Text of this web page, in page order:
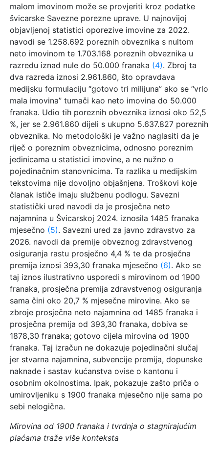
malom imovinom može se provjeriti kroz podatke
švicarske Savezne porezne uprave. U najnovijoj
objavljenoj statistici oporezive imovine za 2022.
navodi se 1.258.692 poreznih obveznika s nultom
neto imovinom te 1.703.168 poreznih obveznika u
razredu iznad nule do 50.000 franaka (4). Zbroj ta
dva razreda iznosi 2.961.860, što opravdava
medijsku formulaciju “gotovo tri milijuna” ako se “vrlo
mala imovina” tumači kao neto imovina do 50.000
franaka. Udio tih poreznih obveznika iznosi oko 52,5
%, jer se 2.961.860 dijeli s ukupno 5.637.827 poreznih
obveznika. No metodološki je važno naglasiti da je
riječ o poreznim obveznicima, odnosno poreznim
jedinicama u statistici imovine, a ne nužno o
pojedinačnim stanovnicima. Ta razlika u medijskim
tekstovima nije dovoljno objašnjena. Troškovi koje
članak ističe imaju službenu podlogu. Savezni
statistički ured navodi da je prosječna neto
najamnina u Švicarskoj 2024. iznosila 1485 franaka
mjesečno (5). Savezni ured za javno zdravstvo za
2026. navodi da premije obveznog zdravstvenog
osiguranja rastu prosječno 4,4 % te da prosječna
premija iznosi 393,30 franaka mjesečno (6). Ako se
taj iznos ilustrativno usporedi s mirovinom od 1900
franaka, prosječna premija zdravstvenog osiguranja
sama čini oko 20,7 % mjesečne mirovine. Ako se
zbroje prosječna neto najamnina od 1485 franaka i
prosječna premija od 393,30 franaka, dobiva se
1878,30 franaka; gotovo cijela mirovina od 1900
franaka. Taj izračun ne dokazuje pojedinačni slučaj
jer stvarna najamnina, subvencije premija, dopunske
naknade i sastav kućanstva ovise o kantonu i
osobnim okolnostima. Ipak, pokazuje zašto priča o
umirovljeniku s 1900 franaka mjesečno nije sama po
sebi nelogična.
Mirovina od 1900 franaka i tvrdnja o stagnirajućim
plaćama traže više konteksta